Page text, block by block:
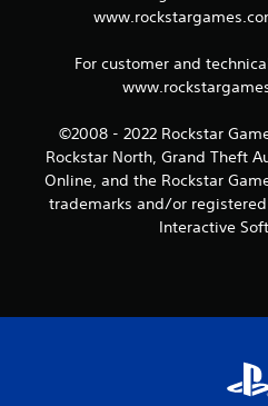
For customer and
©2008 - 2022 Rockstar
Rockstar North, Grand Theft
Online, and the Rockstar
trademarks and/or
Interactive